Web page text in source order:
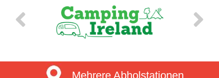
Mehrere Abholstationen